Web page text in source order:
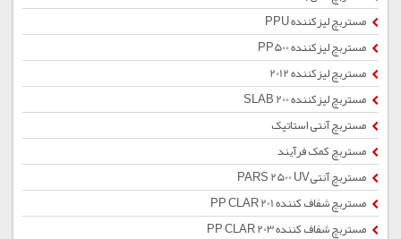
مستربچ لیزکننده PPU
مستربچ لیزکننده PP500
مستربچ لیزکننده 2012
مستربچ لیزکننده SLAB 200
مستربچ آنتی استاتیک
مستربچ کمک فرآیند
مستربچ آنتیPARS 2500 UV
مستربچ شفاف کننده PP CLAR 201
مستربچ شفاف کننده PP CLAR 203